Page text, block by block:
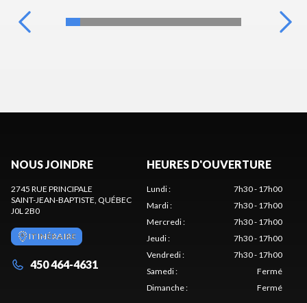
NOUS JOINDRE
2745 RUE PRINCIPALE
SAINT-JEAN-BAPTISTE , QUÉBEC
J0L 2B0
ITINÉRAIRE
450 464-4631
HEURES D'OUVERTURE
Lundi:
7h30 - 17h00
Mardi:
7h30 - 17h00
Mercredi:
7h30 - 17h00
Jeudi:
7h30 - 17h00
Vendredi:
7h30 - 17h00
Samedi:
Fermé
Dimanche: Fermé